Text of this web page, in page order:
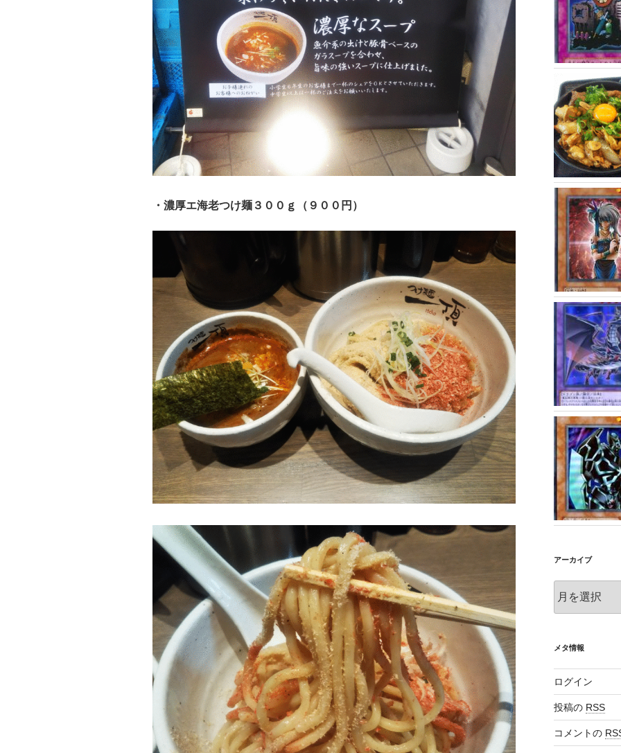
・濃厚エ海老つけ麺３００ｇ（９００円）
アーカイブ
ー
ブ
メタ情報
ログイン
投稿の RSS
コメントの